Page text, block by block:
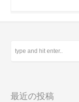
最近の投稿